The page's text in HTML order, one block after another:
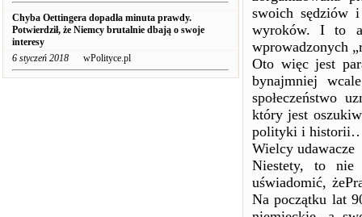
Chyba Oettingera dopadła minuta prawdy.
Potwierdził, że Niemcy brutalnie dbają o swoje
interesy
6 styczeń 2018 wPolityce.pl
swoich sędziów
wyroków. I to
wprowadzonych
Oto więc jest
bynajmniej
społeczeństwo
który jest
polityki i
Wielcy udawacze
Niestety, to nie
uświadomić,
Na początku lat